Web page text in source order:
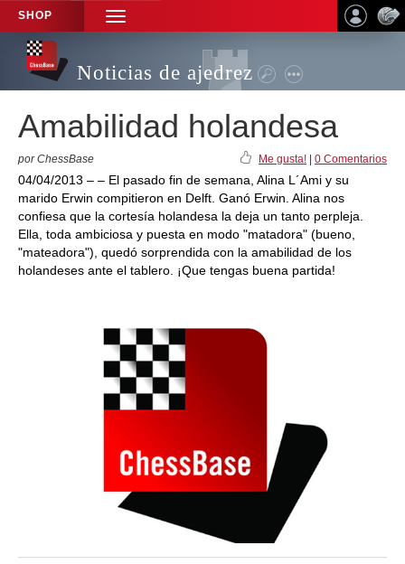
SHOP
TOGGLE
NAVIGATION
Noticias de ajedrez
Amabilidad holandesa
por ChessBase Me gusta! 0 Comentarios
04/04/2013 – – El pasado fin de semana, Alina L´Ami y su
marido Erwin compitieron en Delft. Ganó Erwin. Alina nos
confiesa que la cortesía holandesa la deja un tanto perpleja.
Ella, toda ambiciosa y puesta en modo "matadora" (bueno,
"mateadora"), quedó sorprendida con la amabilidad de los
holandeses ante el tablero. ¡Que tengas buena partida!